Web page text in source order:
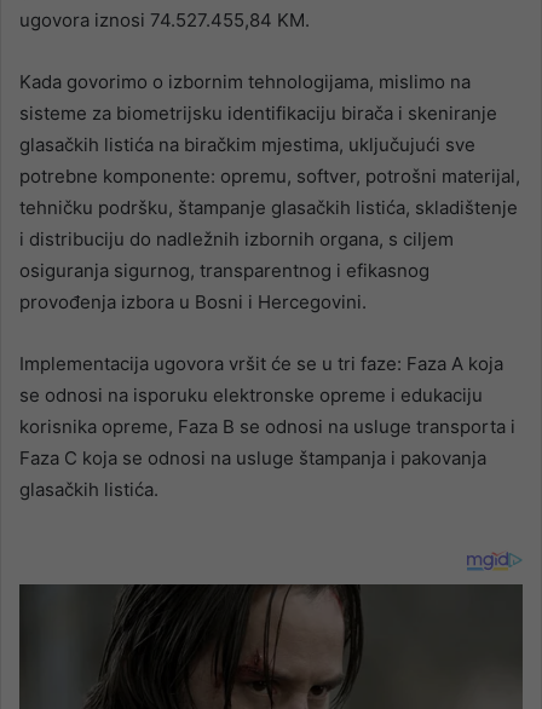
ugovora iznosi 74.527.455,84 KM.
Kada govorimo o izbornim tehnologijama, mislimo na
sisteme za biometrijsku identifikaciju birača i skeniranje
glasačkih listića na biračkim mjestima, uključujući sve
potrebne komponente: opremu, softver, potrošni materijal,
tehničku podršku, štampanje glasačkih listića, skladištenje
i distribuciju do nadležnih izbornih organa, s ciljem
osiguranja sigurnog, transparentnog i efikasnog
provođenja izbora u Bosni i Hercegovini.
Implementacija ugovora vršit će se u tri faze: Faza A koja
se odnosi na isporuku elektronske opreme i edukaciju
korisnika opreme, Faza B se odnosi na usluge transporta i
Faza C koja se odnosi na usluge štampanja i pakovanja
glasačkih listića.